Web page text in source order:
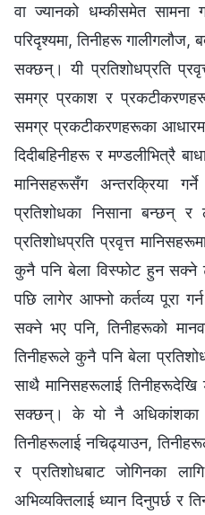
वा ज्यानको धम्कीसमेत
परिदृश्यमा, तिनीहरू गालीगलौज,
सक्छन्। यी प्रतिशोधप्रति
समग्र प्रकाश र
समग्र प्रकटीकरणहरूका
दिदीबहिनीहरू र मण्डलीभित्रै
मानिसहरूसँग अन्तरक्रिया
प्रतिशोधका निसाना बन्छन्
प्रतिशोधप्रति प्रवृत्त
कुनै पनि बेला विस्फोट हुन सक्ने
पछि लागेर आफ्नो कर्तव्य पूरा
सक्ने भए पनि, तिनीहरूको
तिनीहरूले कुनै पनि बेला
साथै मानिसहरूलाई
सक्छन्। के यो नै अधिकांशका
तिनीहरूलाई नचिढ्याउन,
र प्रतिशोधबाट जोगिनका
अभिव्यक्तिलाई ध्यान दिनुपर्छ र